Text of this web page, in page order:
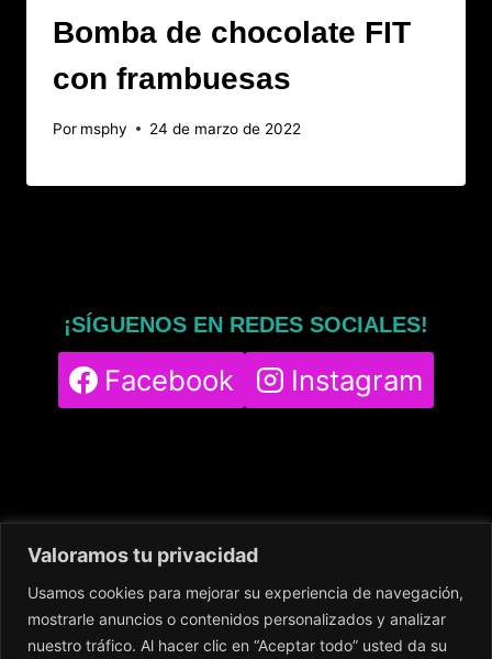
Valoramos tu privacidad
Usamos cookies para mejorar su experiencia de navegación,
mostrarle anuncios o contenidos personalizados y analizar
nuestro tráfico. Al hacer clic en “Aceptar todo” usted da su
Bomba de chocolate FIT
con frambuesas
Por msphy 24 de marzo de 2022
¡SÍGUENOS EN REDES SOCIALES!
Facebook Instagram
Home Servicios
Nuestro Centro
Contacto
Blog
Política de cookies